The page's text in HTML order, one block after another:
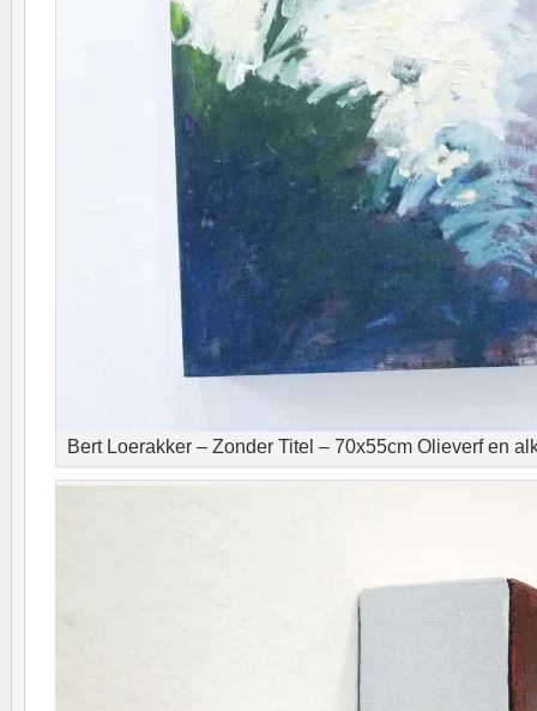
Bert Loerakker – Zonder Titel – 70x55cm Olieverf en